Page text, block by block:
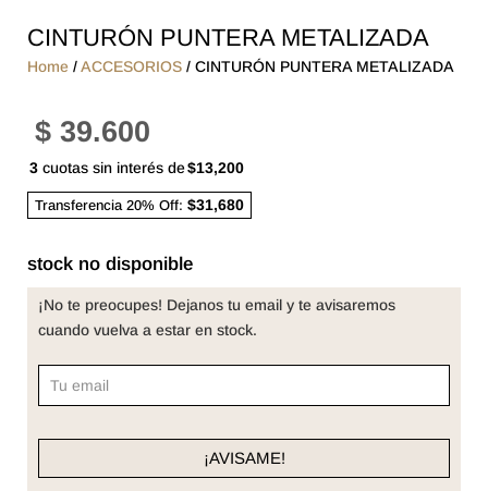
CINTURÓN PUNTERA METALIZADA
Home /ACCESORIOS/ CINTURÓN PUNTERA METALIZADA
$39.600
3cuotas sin interés de$13,200
Transferencia 20% Off: $31,680
stock no disponible
¡No te preocupes! Dejanos tu email y te avisaremos
cuando vuelva a estar en stock.